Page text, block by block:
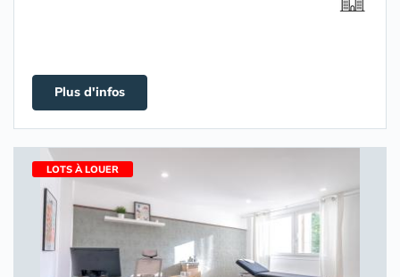
Plus d'infos
LOTS À LOUER